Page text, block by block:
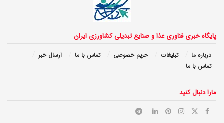
پایگاه خبری فناوری غذا و صنایع تبدیلی کشاورزی ایران
درباره ما تبلیغات حریم خصوصی تماس با ما
ارسال خبر
تماس با ما
مارا دنبال کنید